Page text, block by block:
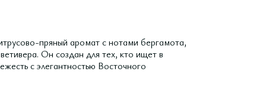
пряный аромат с нотами бергамота,
Он создан для тех, кто ищет в
с элегантностью Восточного